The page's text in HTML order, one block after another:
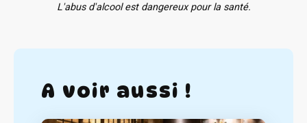
L'abus d'alcool est dangereux pour la santé.
A voir aussi !